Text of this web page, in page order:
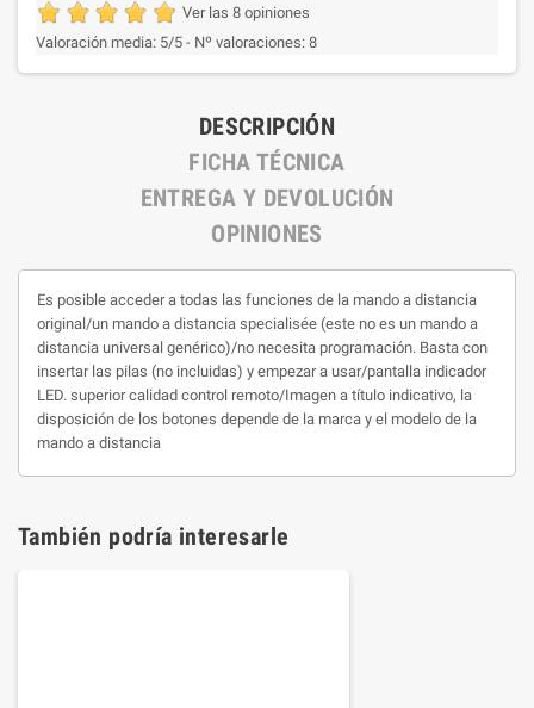
Ver las 8 opiniones
Valoración media: 5/5 - Nº valoraciones: 8
DESCRIPCIÓN
FICHA TÉCNICA
ENTREGA Y DEVOLUCIÓN
OPINIONES
Es posible acceder a todas las funciones de la mando a distancia
original/un mando a distancia specialisée (este no es un mando a
distancia universal genérico)/no necesita programación. Basta con
insertar las pilas (no incluidas) y empezar a usar/pantalla indicador
LED. superior calidad control remoto/Imagen a título indicativo, la
disposición de los botones depende de la marca y el modelo de la
mando a distancia
También podría interesarle